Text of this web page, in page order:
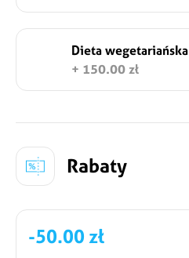
Dieta wegetariańska
+ 150.00 zł
Rabaty
-50.00 zł